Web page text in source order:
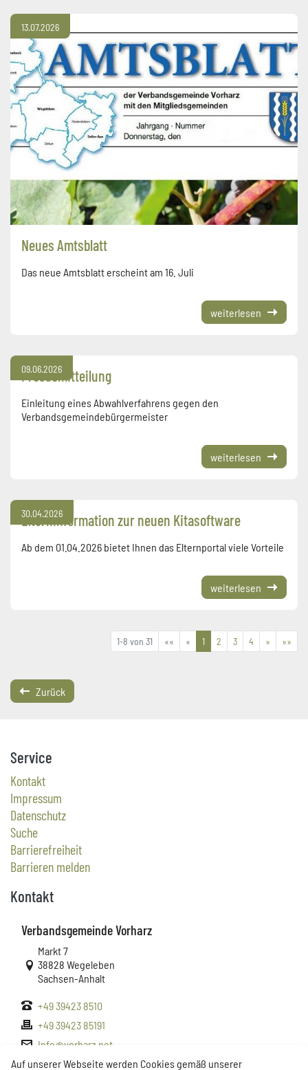
Auf unserer Webseite werden Cookies gemäß unserer
Neues Amtsblatt
Das neue Amtsblatt erscheint am 16. Juli
weiterlesen
13.07.2026
Pressemitteilung
Einleitung eines Abwahlverfahrens gegen den
Verbandsgemeindebürgermeister
weiterlesen
09.06.2026
Elterninformation zur neuen Kitasoftware
Ab dem 01.04.2026 bietet Ihnen das Elternportal viele Vorteile
weiterlesen
30.04.2026
1-8 von 31 «« « 1 2 3 4 » »»
Zurück
Service
Kontakt
Impressum
Datenschutz
Suche
Barrierefreiheit
Barrieren melden
Kontakt
Verbandsgemeinde Vorharz
Link zur Google-Maps Navigation
Markt 7
38828 Wegeleben
Sachsen-Anhalt
+49 39423 8510
+49 39423 85191
Info@vorharz.net
www.vorharz.net